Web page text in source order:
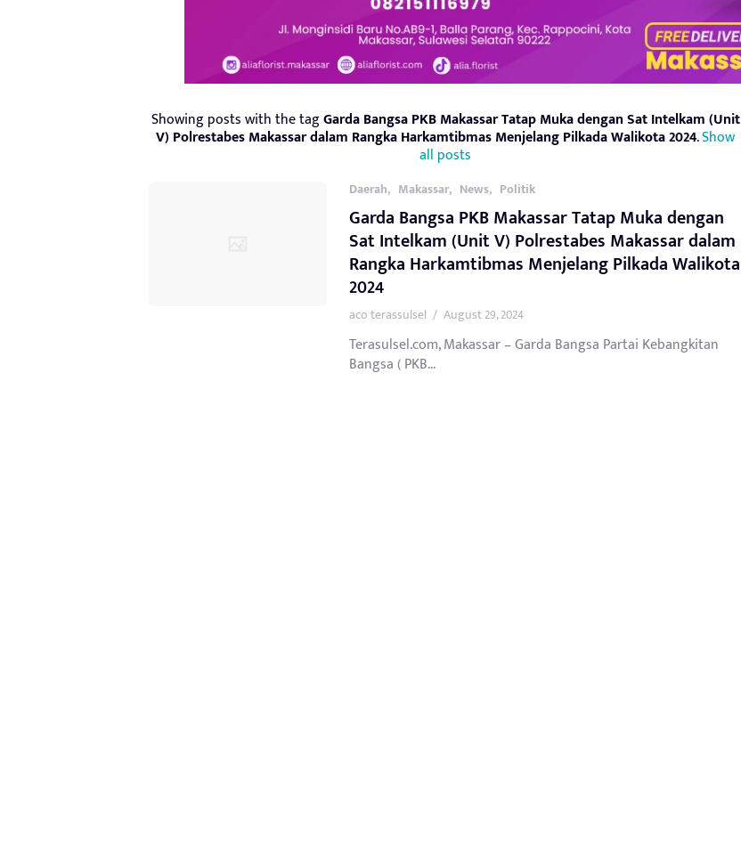
Showing posts with the tagGarda Bangsa PKB Makassar Tatap Muka dengan Sat Intelkam (Unit
V) Polrestabes Makassar dalam Rangka Harkamtibmas Menjelang Pilkada Walikota 2024.Show
all posts
Daerah, Makassar, News, Politik
Garda Bangsa PKB Makassar Tatap Muka dengan
Sat Intelkam (Unit V) Polrestabes Makassar dalam
Rangka Harkamtibmas Menjelang Pilkada Walikota
2024
aco terassulsel / August 29, 2024
Terasulsel.com, Makassar – Garda Bangsa Partai Kebangkitan
Bangsa ( PKB...